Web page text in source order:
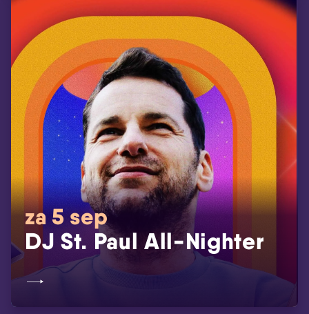
za 5 sep
DJ St. Paul All-Nighter